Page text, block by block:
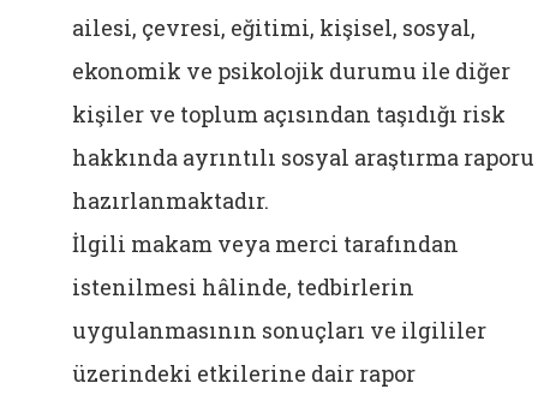
ailesi, çevresi, eğitimi, kişisel, sosyal,
ekonomik ve psikolojik durumu ile diğer
kişiler ve toplum açısından taşıdığı risk
hakkında ayrıntılı sosyal araştırma raporu
hazırlanmaktadır.
İlgili makam veya merci tarafından
istenilmesi hâlinde, tedbirlerin
uygulanmasının sonuçları ve ilgililer
üzerindeki etkilerine dair rapor